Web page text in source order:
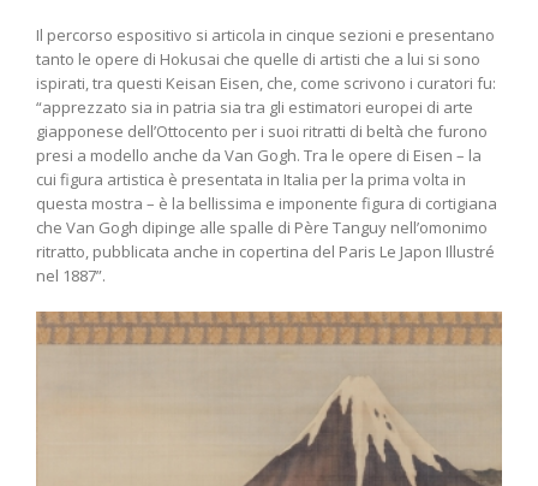
Il percorso espositivo si articola in cinque sezioni e presentano
tanto le opere di Hokusai che quelle di artisti che a lui si sono
ispirati, tra questi Keisan Eisen, che, come scrivono i curatori fu:
“apprezzato sia in patria sia tra gli estimatori europei di arte
giapponese dell’Ottocento per i suoi ritratti di beltà che furono
presi a modello anche da Van Gogh. Tra le opere di Eisen – la
cui figura artistica è presentata in Italia per la prima volta in
questa mostra – è la bellissima e imponente figura di cortigiana
che Van Gogh dipinge alle spalle di Père Tanguy nell’omonimo
ritratto, pubblicata anche in copertina del Paris Le Japon Illustré
nel 1887”.